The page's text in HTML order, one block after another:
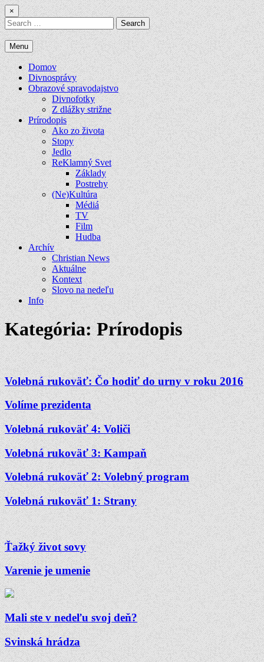
Skip
to
content
×
Search
for:
Menu
Domov
Divnosprávy
Obrazové spravodajstvo
Divnofotky
Z dlážky strižne
Prírodopis
Ako zo života
Stopy
Jedlo
ReKlamný Svet
Základy
Postrehy
(Ne)Kultúra
Médiá
TV
Film
Hudba
Archív
Christian News
Aktuálne
Kontext
Slovo na nedeľu
Info
Kategória:Prírodopis
Volebná rukoväť: Čo hodiť do urny v roku 2016
Volíme prezidenta
Volebná rukoväť 4: Voliči
Volebná rukoväť 3: Kampaň
Volebná rukoväť 2: Volebný program
Volebná rukoväť 1: Strany
Ťažký život sovy
Varenie je umenie
Mali ste v nedeľu svoj deň?
Svinská hrádza